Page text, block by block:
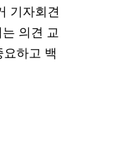
기자회견
의견 교
하고 백